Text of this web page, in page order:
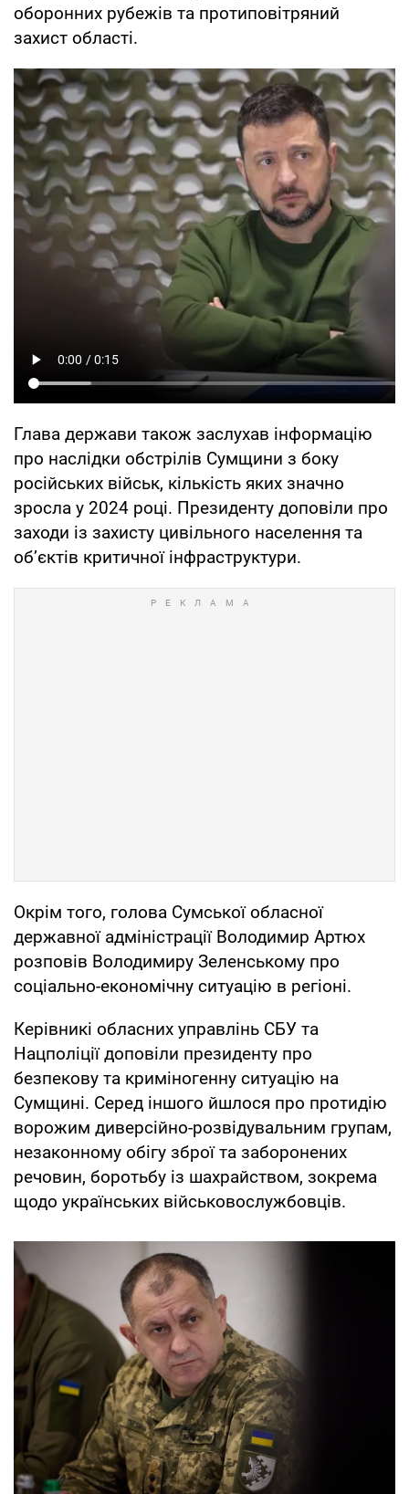
оборонних рубежів та протиповітряний
захист області.
Глава держави також заслухав інформацію
про наслідки обстрілів Сумщини з боку
російських військ, кількість яких значно
зросла у 2024 році. Президенту доповіли про
заходи із захисту цивільного населення та
об’єктів критичної інфраструктури.
Окрім того, голова Сумської обласної
державної адміністрації Володимир Артюх
розповів Володимиру Зеленському про
соціально-економічну ситуацію в регіоні.
Керівникі обласних управлінь СБУ та
Нацполіції доповіли президенту про
безпекову та криміногенну ситуацію на
Сумщині. Серед іншого йшлося про протидію
ворожим диверсійно-розвідувальним групам,
незаконному обігу зброї та заборонених
речовин, боротьбу із шахрайством, зокрема
щодо українських військовослужбовців.